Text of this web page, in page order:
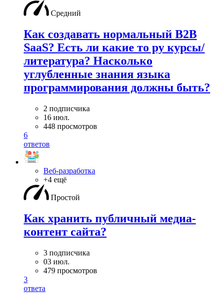
Средний
Как создавать нормальный B2B
SaaS? Есть ли какие то ру курсы/
литература? Насколько
углубленные знания языка
программирования должны быть?
2 подписчика
16 июл.
448 просмотров
6
ответов
Веб-разработка
+4 ещё
Простой
Как хранить публичный медиа-
контент сайта?
3 подписчика
03 июл.
479 просмотров
3
ответа